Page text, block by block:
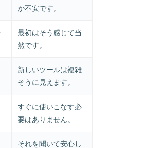
か不安です。
最初はそう感じて当
然です。
新しいツールは複雑
そうに見えます。
すぐに使いこなす必
要はありません。
それを聞いて安心し